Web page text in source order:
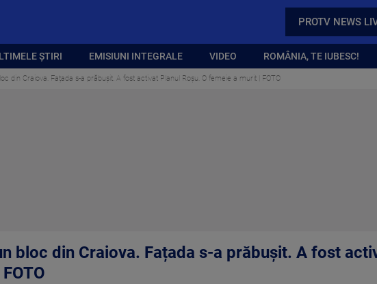
PROTV NEWS
ȘTIRI EMISIUNI INTEGRALE VIDEO ROMÂNIA, TE IUBESC!
din Craiova. Fațada s-a prăbușit. A fost activat Planul Roșu. O femeie a murit | FOTO
bloc din Craiova. Fațada s-a prăbușit. A fost